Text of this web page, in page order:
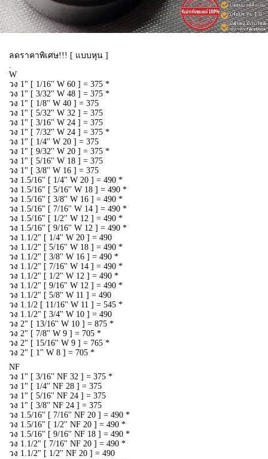
ลดราคาพิเศษ!!! [ แบบหุน ]
W
วง 1" [ 1/16'' W 60 ] = 375 *
วง 1" [ 3/32'' W 48 ] = 375 *
วง 1" [ 1/8'' W 40 ] = 375
วง 1" [ 5/32'' W 32 ] = 375
วง 1" [ 3/16'' W 24 ] = 375
วง 1" [ 7/32'' W 24 ] = 375 *
วง 1" [ 1/4'' W 20 ] = 375
วง 1" [ 9/32'' W 20 ] = 375 *
วง 1" [ 5/16'' W 18 ] = 375
วง 1" [ 3/8'' W 16 ] = 375
วง 1.5/16" [ 1/4'' W 20 ] = 490 *
วง 1.5/16" [ 5/16'' W 18 ] = 490 *
วง 1.5/16" [ 3/8'' W 16 ] = 490 *
วง 1.5/16" [ 7/16'' W 14 ] = 490 *
วง 1.5/16" [ 1/2'' W 12 ] = 490 *
วง 1.5/16" [ 9/16'' W 12 ] = 490 *
วง 1.1/2" [ 1/4'' W 20 ] = 490
วง 1.1/2" [ 5/16'' W 18 ] = 490 *
วง 1.1/2" [ 3/8'' W 16 ] = 490 *
วง 1.1/2" [ 7/16'' W 14 ] = 490 *
วง 1.1/2" [ 1/2'' W 12 ] = 490 *
วง 1.1/2" [ 9/16'' W 12 ] = 490 *
วง 1.1/2" [ 5/8'' W 11 ] = 490
วง 1.1/2 [ 11/16'' W 11 ] = 545 *
วง 1.1/2" [ 3/4'' W 10 ] = 490
วง 2" [ 13/16'' W 10 ] = 875 *
วง 2" [ 7/8'' W 9 ] = 705 *
วง 2" [ 15/16'' W 9 ] = 765 *
วง 2" [ 1'' W 8 ] = 705 *
NF
วง 1" [ 3/16'' NF 32 ] = 375 *
วง 1" [ 1/4'' NF 28 ] = 375
วง 1" [ 5/16'' NF 24 ] = 375
วง 1" [ 3/8'' NF 24 ] = 375
วง 1.5/16" [ 7/16'' NF 20 ] = 490 *
วง 1.5/16" [ 1/2'' NF 20 ] = 490 *
วง 1.5/16" [ 9/16'' NF 18 ] = 490 *
วง 1.1/2" [ 7/16'' NF 20 ] = 490 *
วง 1.1/2" [ 1/2'' NF 20 ] = 490